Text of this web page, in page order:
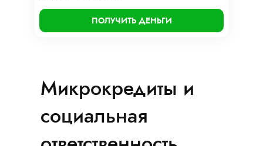
ПОЛУЧИТЬ ДЕНЬГИ
Микрокредиты и
социальная